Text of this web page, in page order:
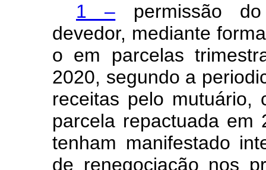
1 – permissão
devedor, mediante
o em parcelas
2020, segundo a
receitas pelo mutuário,
parcela repactuada em
tenham manifestado
de renegociação nos